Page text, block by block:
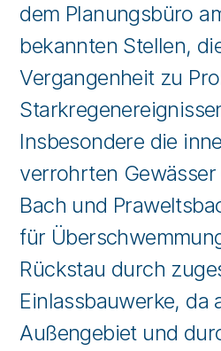
dem Planungsbüro
bekannten Stellen,
Vergangenheit zu
Insbesondere die
verrohrten
Bach und
für
Rückstau durch
Einlassbauwerke, da
Außengebiet und